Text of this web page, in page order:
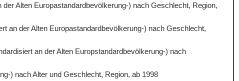
Alten Europastandardbevölkerung-) nach Geschlecht, Region,
an der Alten Europastandardbevölkerung-) nach Geschlecht,
an der Alten Europstandardbevölkerung-) nach
) nach Alter und Geschlecht, Region, ab 1998